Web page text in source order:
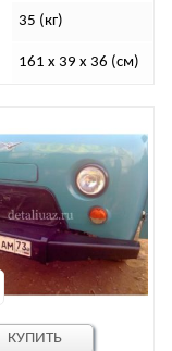
35 (кг)
161 x 39 x 36 (см)
КУПИТЬ